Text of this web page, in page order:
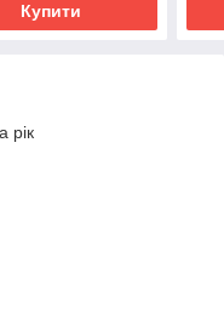
Купити
рік